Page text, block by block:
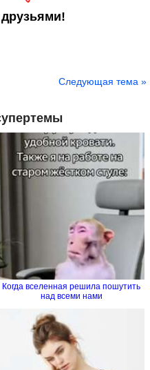
Следующая тема »
Когда вселенная решила пошутить
над всеми нами